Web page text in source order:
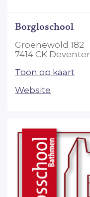
Borgloschool
Groenewold 182
7414 CK Deventer
Toon op kaart
Website